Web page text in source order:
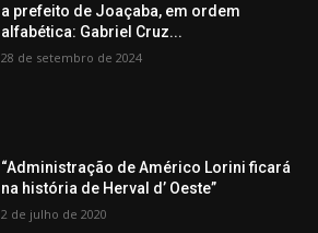
a prefeito de Joaçaba, em ordem
alfabética: Gabriel Cruz...
28 de setembro de 2024
“Administração de Américo Lorini ficará
na história de Herval d’ Oeste”
2 de julho de 2020